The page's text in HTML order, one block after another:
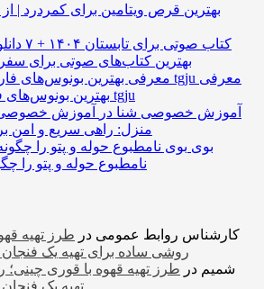
بهترین قرص ویتامین برای کمردرد |
۷ کتاب صوتی برای تابستان ۱۴۰۴ +
بهترین کتاب‌های صوتی برای
معرفی
بهترین بونوس‌های فارکس در سایت tgju
آموزش خصوصی شنا در
منزل: راهی سریع و امن
بوی
نامطبوع حوله و پتو را
کارشناس روابط عمومی در طرز تهیه
روشی ساده برای تهیه یک
شمیم در طرز تهیه قهوه با قوری
تهیه یک